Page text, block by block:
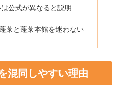
公式が異なると説明
莱と蓬莱本館を迷わない
混同しやすい理由